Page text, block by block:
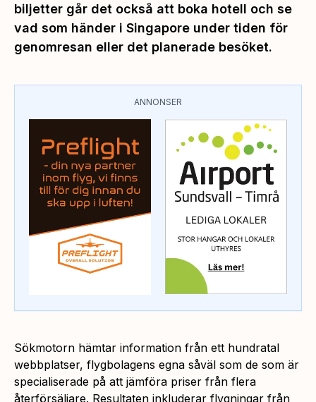
biljetter går det också att boka hotell och se
vad som händer i Singapore under tiden för
genomresan eller det planerade besöket.
ANNONSER
Sökmotorn hämtar information från ett hundratal
webbplatser, flygbolagens egna såväl som de som är
specialiserade på att jämföra priser från flera
återförsäljare. Resultaten inkluderar flygningar från